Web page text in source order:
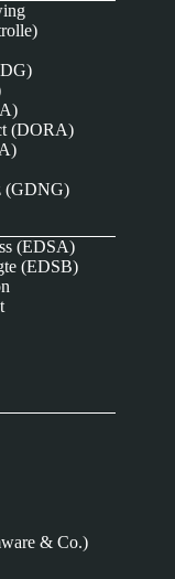
(DORA)
(GDNG)
(EDSA)
(EDSB)
& Co.)